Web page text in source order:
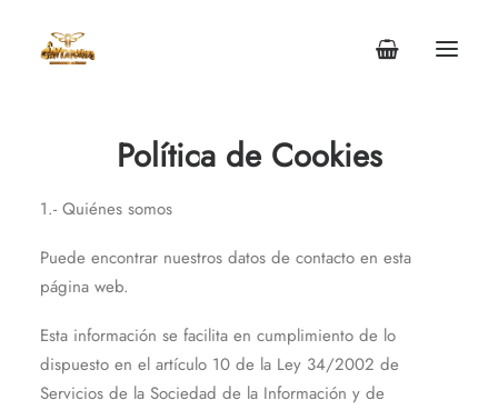
INICIO
CONTACTO
Política de Cookies
1.- Quiénes somos
Puede encontrar nuestros datos de contacto en esta
página web.
Esta información se facilita en cumplimiento de lo
dispuesto en el artículo 10 de la Ley 34/2002 de
Servicios de la Sociedad de la Información y de